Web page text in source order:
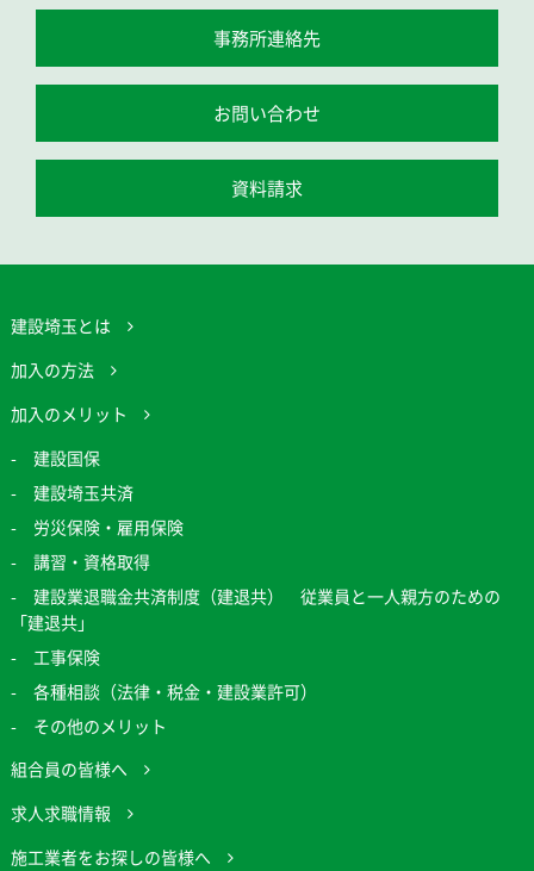
事務所連絡先
お問い合わせ
資料請求
建設埼玉とは
加入の方法
加入のメリット
建設国保
建設埼玉共済
労災保険・雇用保険
講習・資格取得
建設業退職金共済制度（建退共） 従業員と一人親方のための
「建退共」
工事保険
各種相談（法律・税金・建設業許可）
その他のメリット
組合員の皆様へ
求人求職情報
施工業者をお探しの皆様へ